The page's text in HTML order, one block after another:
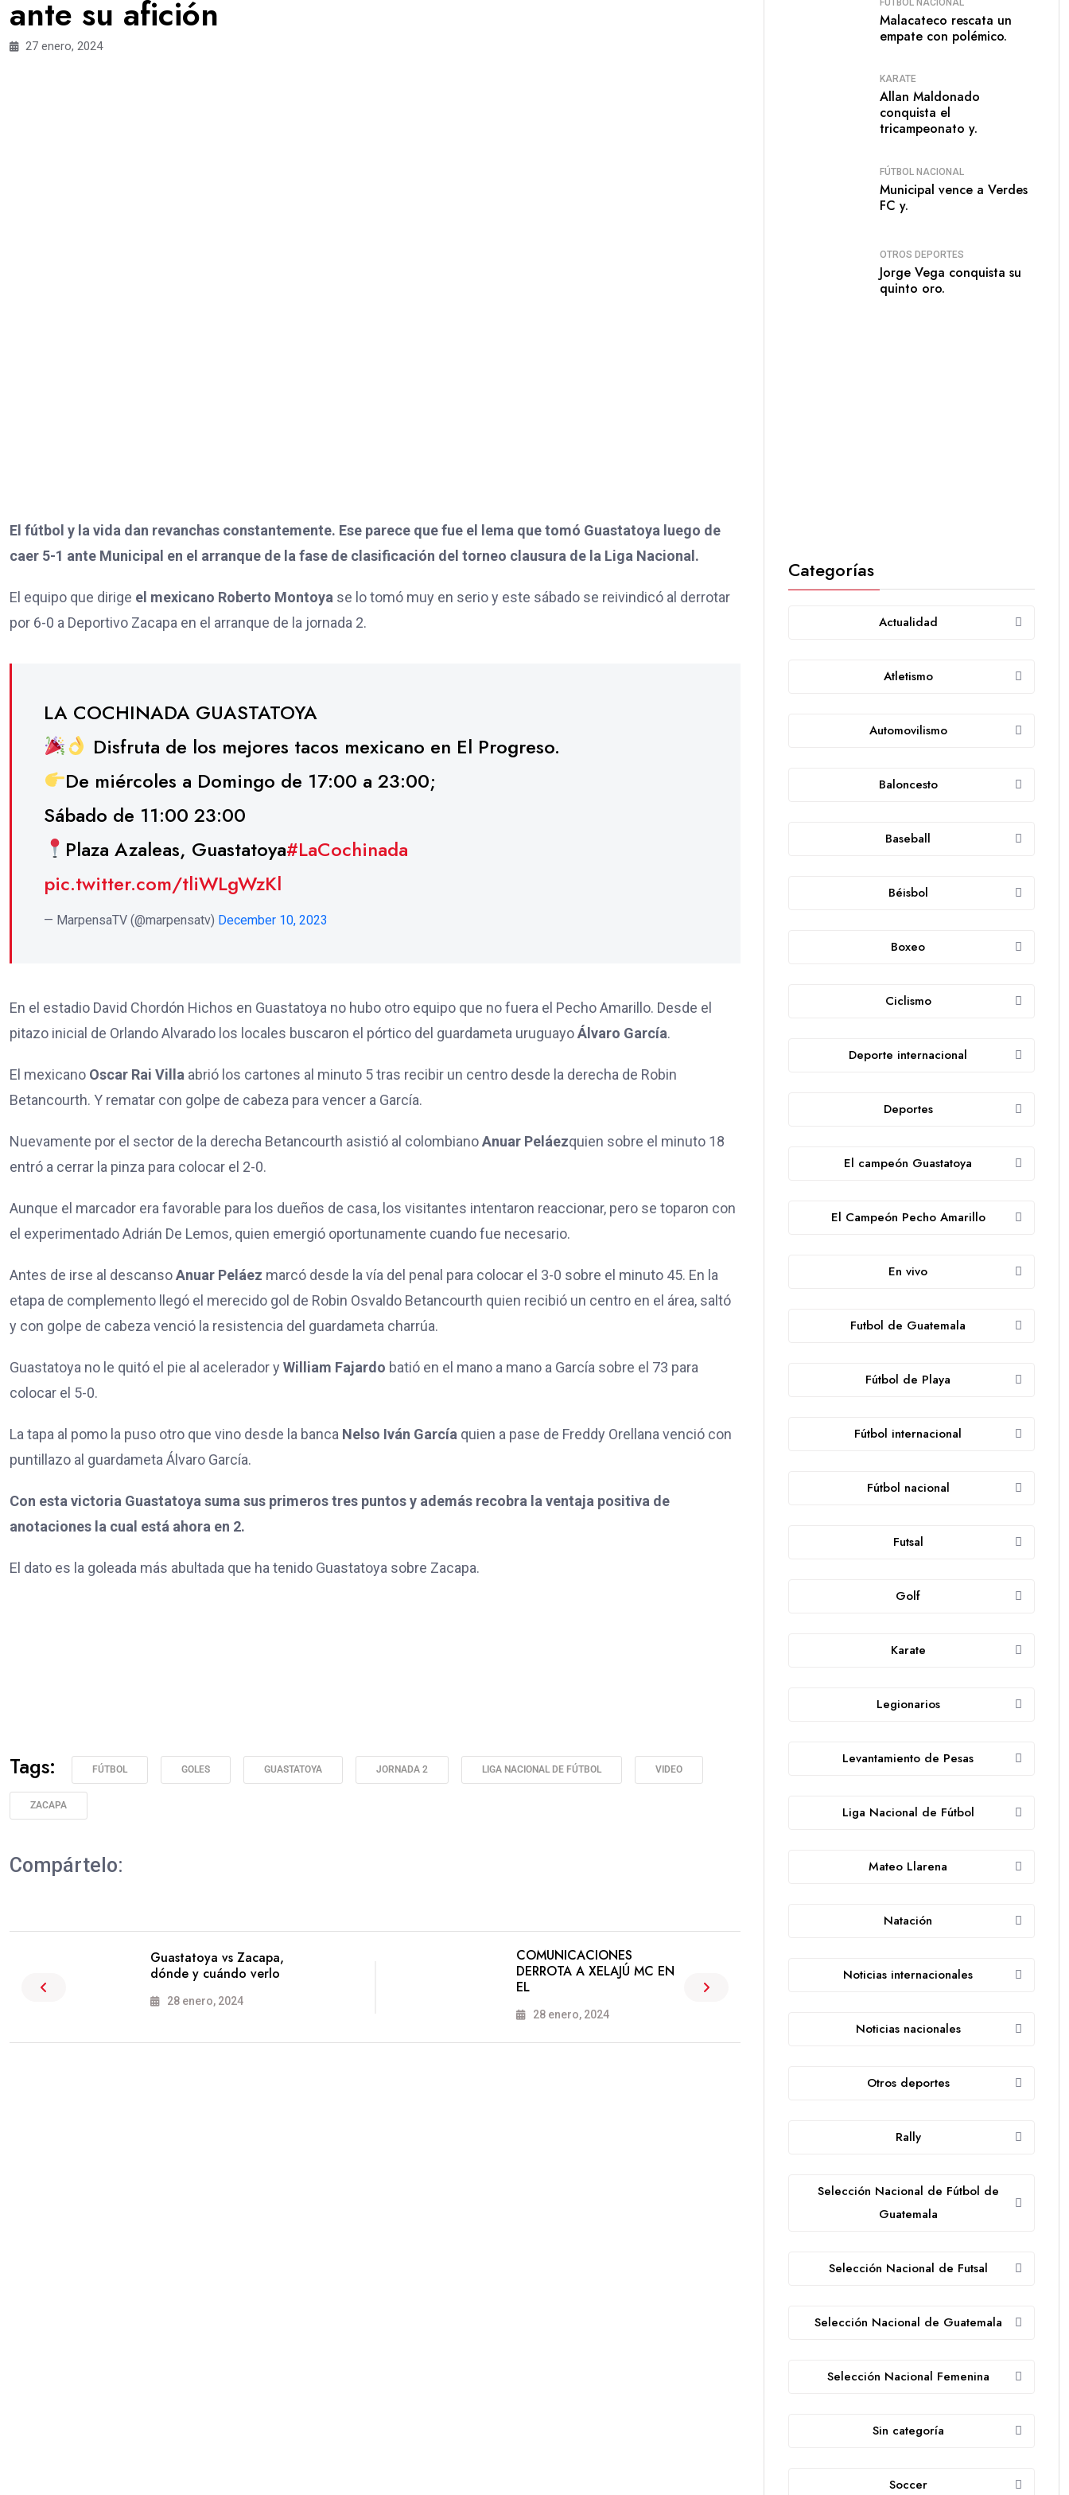
ante su afición
27 enero, 2024
El fútbol y la vida dan revanchas constantemente. Ese parece que fue el lema que tomó Guastatoya luego de
caer 5-1 ante Municipal en el arranque de la fase de clasificación del torneo clausura de la Liga Nacional.
El equipo que dirige el mexicano Roberto Montoya se lo tomó muy en serio y este sábado se reivindicó al derrotar
por 6-0 a Deportivo Zacapa en el arranque de la jornada 2.
LA COCHINADA GUASTATOYA
Disfruta de los mejores tacos mexicano en El Progreso.
De miércoles a Domingo de 17:00 a 23:00;
Sábado de 11:00 23:00
Plaza Azaleas, Guastatoya#LaCochinada
pic.twitter.com/tliWLgWzKl
— MarpensaTV (@marpensatv) December 10, 2023
En el estadio David Chordón Hichos en Guastatoya no hubo otro equipo que no fuera el Pecho Amarillo. Desde el
pitazo inicial de Orlando Alvarado los locales buscaron el pórtico del guardameta uruguayoÁlvaro García.
El mexicano Oscar Rai Villa abrió los cartones al minuto 5 tras recibir un centro desde la derecha de Robin
Betancourth. Y rematar con golpe de cabeza para vencer a García.
Nuevamente por el sector de la derecha Betancourth asistió al colombianoAnuar Peláezquien sobre el minuto 18
entró a cerrar la pinza para colocar el 2-0.
Aunque el marcador era favorable para los dueños de casa, los visitantes intentaron reaccionar, pero se toparon con
el experimentado Adrián De Lemos, quien emergió oportunamente cuando fue necesario.
Antes de irse al descansoAnuar Peláez marcó desde la vía del penal para colocar el 3-0 sobre el minuto 45. En la
etapa de complemento llegó el merecido gol de Robin Osvaldo Betancourth quien recibió un centro en el área, saltó
y con golpe de cabeza venció la resistencia del guardameta charrúa.
Guastatoya no le quitó el pie al acelerador y William Fajardo batió en el mano a mano a García sobre el 73 para
colocar el 5-0.
La tapa al pomo la puso otro que vino desde la banca Nelso Iván García quien a pase de Freddy Orellana venció con
puntillazo al guardameta Álvaro García.
Con esta victoria Guastatoya suma sus primeros tres puntos y además recobra la ventaja positiva de
anotaciones la cual está ahora en 2.
El dato es la goleada más abultada que ha tenido Guastatoya sobre Zacapa.
Tags: FÚTBOL GOLES GUASTATOYA JORNADA 2 LIGA NACIONAL DE FÚTBOL VIDEO
ZACAPA
Compártelo:
Guastatoya vs Zacapa,
dónde y cuándo verlo
28 enero, 2024
COMUNICACIONES
DERROTA A XELAJÚ MC EN
EL
28 enero, 2024
Malacateco rescata un
empate con polémico.
KARATE
Allan Maldonado
conquista el
tricampeonato y.
FÚTBOL NACIONAL
Municipal vence a Verdes
FC y.
OTROS DEPORTES
Jorge Vega conquista su
quinto oro.
Categorías
Actualidad
Atletismo
Automovilismo
Baloncesto
Baseball
Béisbol
Boxeo
Ciclismo
Deporte internacional
Deportes
El campeón Guastatoya
El Campeón Pecho Amarillo
En vivo
Futbol de Guatemala
Fútbol de Playa
Fútbol internacional
Fútbol nacional
Futsal
Golf
Karate
Legionarios
Levantamiento de Pesas
Liga Nacional de Fútbol
Mateo Llarena
Natación
Noticias internacionales
Noticias nacionales
Otros deportes
Rally
Selección Nacional de Fútbol de
Guatemala
Selección Nacional de Futsal
Selección Nacional de Guatemala
Selección Nacional Femenina
Sin categoría
Soccer